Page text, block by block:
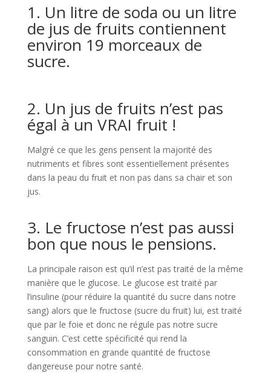
1. Un litre de soda ou un litre
de jus de fruits contiennent
environ 19 morceaux de
sucre.
2. Un jus de fruits n’est pas
égal à un VRAI fruit !
Malgré ce que les gens pensent la majorité des
nutriments et fibres sont essentiellement présentes
dans la peau du fruit et non pas dans sa chair et son
jus.
3. Le fructose n’est pas aussi
bon que nous le pensions.
La principale raison est qu’il n’est pas traité de la même
manière que le glucose. Le glucose est traité par
l’insuline (pour réduire la quantité du sucre dans notre
sang) alors que le fructose (sucre du fruit) lui, est traité
que par le foie et donc ne régule pas notre sucre
sanguin. C’est cette spécificité qui rend la
consommation en grande quantité de fructose
dangereuse pour notre santé.